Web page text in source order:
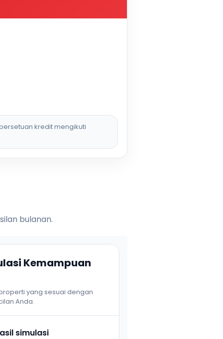
kredit mengikuti
bulanan.
Kemampuan
yang sesuai dengan
Anda.
simulasi